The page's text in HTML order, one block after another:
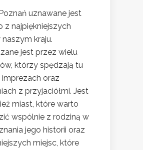
uznawane jest
z najpiękniejszych
kraju.
jest przez wielu
którzy spędzają tu
imprezach oraz
z przyjaciółmi. Jest
miast, które warto
wspólnie z rodziną w
jego historii oraz
miejsc, które